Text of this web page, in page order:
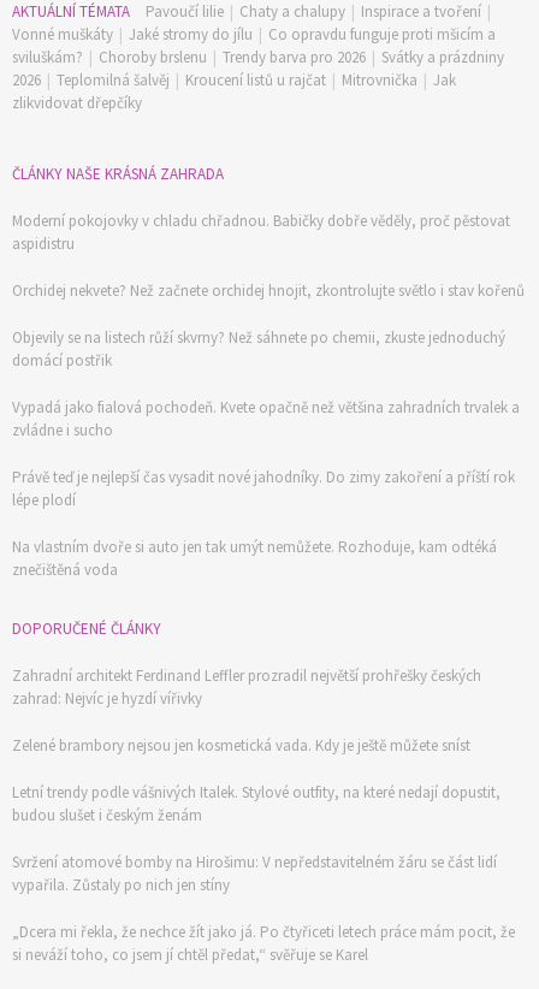
AKTUÁLNÍ TÉMATA Pavoučí lilie | Chaty a chalupy | Inspirace a tvoření |
Vonné muškáty | Jaké stromy do jílu | Co opravdu funguje proti mšicím a
sviluškám? | Choroby brslenu | Trendy barva pro 2026 | Svátky a prázdniny
2026 | Teplomilná šalvěj | Kroucení listů u rajčat | Mitrovnička | Jak
zlikvidovat dřepčíky
ČLÁNKY NAŠE KRÁSNÁ ZAHRADA
Moderní pokojovky v chladu chřadnou. Babičky dobře věděly, proč pěstovat
aspidistru
Orchidej nekvete? Než začnete orchidej hnojit, zkontrolujte světlo i stav kořenů
Objevily se na listech růží skvrny? Než sáhnete po chemii, zkuste jednoduchý
domácí postřik
Vypadá jako fialová pochodeň. Kvete opačně než většina zahradních trvalek a
zvládne i sucho
Právě teď je nejlepší čas vysadit nové jahodníky. Do zimy zakoření a příští rok
lépe plodí
Na vlastním dvoře si auto jen tak umýt nemůžete. Rozhoduje, kam odtéká
znečištěná voda
DOPORUČENÉ ČLÁNKY
Zahradní architekt Ferdinand Leffler prozradil největší prohřešky českých
zahrad: Nejvíc je hyzdí vířivky
Zelené brambory nejsou jen kosmetická vada. Kdy je ještě můžete sníst
Letní trendy podle vášnivých Italek. Stylové outfity, na které nedají dopustit,
budou slušet i českým ženám
Svržení atomové bomby na Hirošimu: V nepředstavitelném žáru se část lidí
vypařila. Zůstaly po nich jen stíny
„Dcera mi řekla, že nechce žít jako já. Po čtyřiceti letech práce mám pocit, že
si neváží toho, co jsem jí chtěl předat,“ svěřuje se Karel